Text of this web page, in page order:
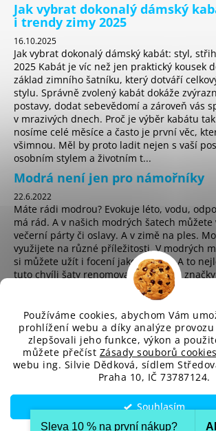
Používáme cookies, abychom Vám
prohlížení webu a díky analýze
zlepšovali jeho funkce, výkon a
můžete přečíst Zásady souborů cookies
webu ing. Silvie Dědková, sídlem
Praha 10, IČ 73787124.
Souhlasím
D
o
p
o
r
u
č
u
j
e
m
e
Jak vybrat dokonalý dámský
i trendy zimy 2025
16.10.2025
Jak vybrat dokonalý dámský kabát: styl,
2025 Kabát je víc než jen praktický kousek
základ zimního šatníku, který dotváří
stylu. Správně zvolený kabát dokáže
postavy, dodat sebevědomí a zároveň vás
v mrazivých dnech. Proč je výběr kabátu
nosíme celé měsíce a často je první věc,
všimnou. Měl by proto ladit nejen s vaší
osobním stylem a životním t...
Modrá není jen pro námořníky
22.6.2022
Máte rádi modrou? Evokuje léto, vodu,
má rád. A v našich modrých šatech
večerní párty či oslavy. A v zimě na ples.
využijete na různé příležitosti. V modrých
si můžete užít i focení jako hvězda. A to
tuto chvíli šaty renomované anglické značky
koupíte za pouhých 225 Kč! ...
sd
Copyright 2026SD-Fashion.cz. Všechna
Upravit nastavení cookies
Sleva 10 % na první nákup?​